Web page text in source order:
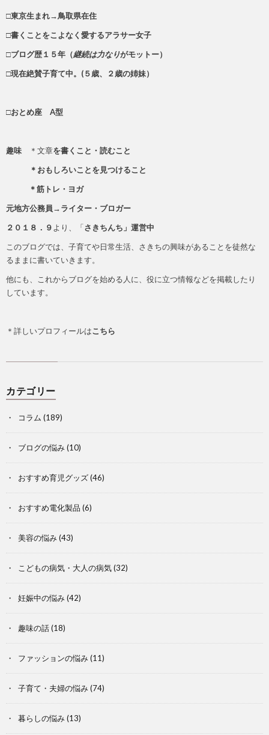
□東京生まれ→鳥取県在住
□書くことをこよなく愛するアラサー女子
□ブログ歴１５年（継続は力なりがモットー）
□現在絶賛子育て中。(５歳、２歳の姉妹）
□おとめ座 A型
趣味 ＊文章を書くこと・読むこと
＊おもしろいことを見つけること
＊筋トレ・ヨガ
元地方公務員→ライター・ブロガー
２０１８．９ より、「さきちんち」運営中
このブログでは、子育てや日常生活、さきちの興味があることを徒然な
るままに書いていきます。
他にも、これからブログを始める人に、役に立つ情報などを掲載したり
しています。
＊詳しいプロフィールはこちら
カテゴリー
コラム (189)
ブログの悩み(10)
おすすめ育児グッズ(46)
おすすめ電化製品 (6)
美容の悩み(43)
こどもの病気・大人の病気(32)
妊娠中の悩み(42)
趣味の話(18)
ファッションの悩み(11)
子育て・夫婦の悩み(74)
暮らしの悩み(13)